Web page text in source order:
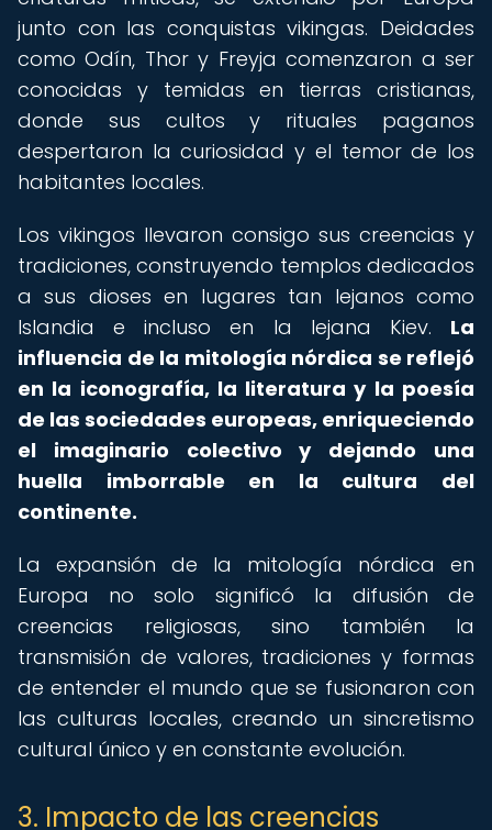
junto con las conquistas vikingas. Deidades
como Odín, Thor y Freyja comenzaron a ser
conocidas y temidas en tierras cristianas,
donde sus cultos y rituales paganos
despertaron la curiosidad y el temor de los
habitantes locales.
Los vikingos llevaron consigo sus creencias y
tradiciones, construyendo templos dedicados
a sus dioses en lugares tan lejanos como
Islandia e incluso en la lejana Kiev. La
influencia de la mitología nórdica se reflejó
en la iconografía, la literatura y la poesía
de las sociedades europeas, enriqueciendo
el imaginario colectivo y dejando una
huella imborrable en la cultura del
continente.
La expansión de la mitología nórdica en
Europa no solo significó la difusión de
creencias religiosas, sino también la
transmisión de valores, tradiciones y formas
de entender el mundo que se fusionaron con
las culturas locales, creando un sincretismo
cultural único y en constante evolución.
3. Impacto de las creencias